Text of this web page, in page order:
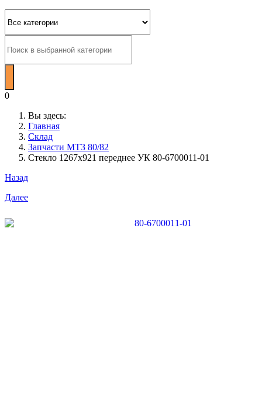
0
Вы здесь:
Главная
Склад
Запчасти МТЗ 80/82
Стекло 1267х921 переднее УК 80-6700011-01
Назад
Далее